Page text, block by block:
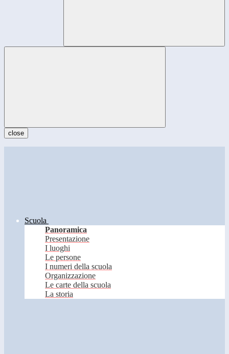
close
Scuola
Panoramica
Presentazione
I luoghi
Le persone
I numeri della scuola
Organizzazione
Le carte della scuola
La storia